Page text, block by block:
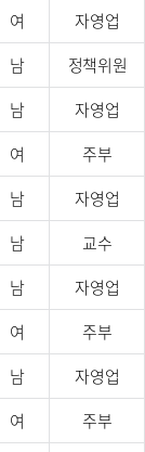
여
자영업
남
정책위원
남
자영업
여
주부
남
자영업
남
교수
남
자영업
여
주부
남
자영업
여
주부